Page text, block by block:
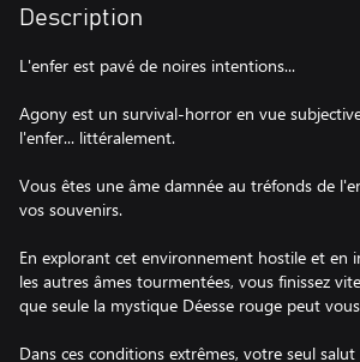
Description
L'enfer est pavé de noires intentions...
Agony est un survival-horror en vue
l'enfer... littéralement.
Vous êtes une âme damnée au tréfonds de
vos souvenirs.
En explorant cet environnement hostile et en
les autres âmes tourmentées, vous finissez
que seule la mystique Déesse rouge peut
Dans ces conditions extrêmes, votre seul